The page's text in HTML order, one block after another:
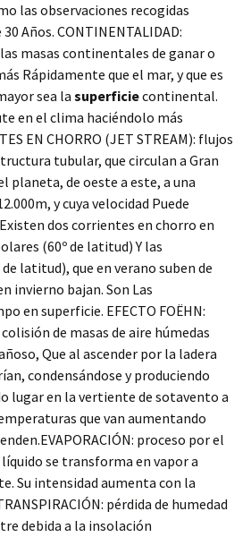
las observaciones recogidas
Años. CONTINENTALIDAD:
masas continentales de ganar o
Rápidamente que el mar, y que es
sea la superficiecontinental.
en el clima haciéndolo más
EN CHORRO (JET STREAM): flujos
tubular, que circulan a Gran
planeta, de oeste a este, a una
y cuya velocidad Puede
dos corrientes en chorro en
(60º de latitud) Y las
latitud), que en verano suben de
invierno bajan. Son Las
en superficie. EFECTO FOËHN:
de masas de aire húmedas
Que al ascender por la ladera
condensándose y produciendo
lugar en la vertiente de sotavento a
que van aumentando
proceso por el
se transforma en vapor a
Su intensidad aumenta con la
pérdida de humedad
debida a la insolación